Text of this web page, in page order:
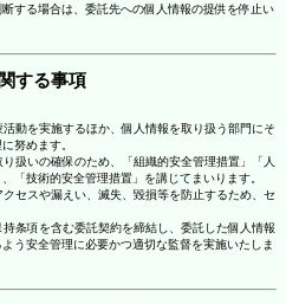
する場合は、委託先への個人情報の提供を停止い
する事項
動を実施するほか、個人情報を取り扱う部門にそ
努めます。
扱いの確保のため、「組織的安全管理措置」「人
「技術的安全管理措置」を講じてまいります。
セスや漏えい、滅失、毀損等を防止するため、セ
条項を含む委託契約を締結し、委託した個人情報
う安全管理に必要かつ適切な監督を実施いたしま